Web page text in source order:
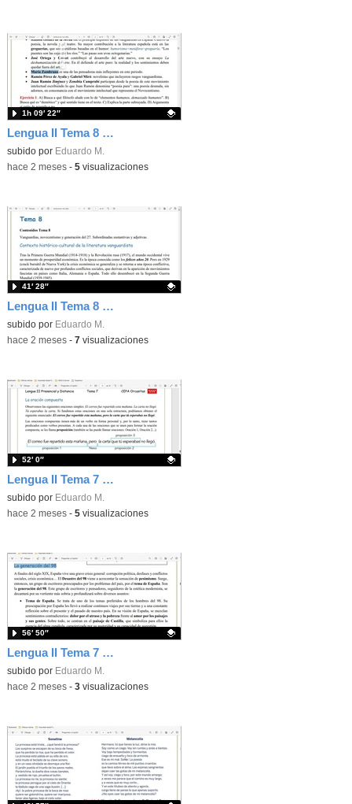
Lengua II Tema 8 Clase 78 20260520 - Generación del 27
Contenido educativo.
subido por Eduardo M.
1h 09′ 22″
-hace 2 meses- 5visualizaciones
Lengua II Tema 8 Clase 77 20260520 - Vanguardias y generación del 14
Contenido educativo.
subido por Eduardo M.
41′ 28″
-hace 2 meses- 7 visualizaciones
Lengua II Tema 7 Clase 76 20260520 - Oraciones compuestas: tipos
Contenido educativo.
subido por Eduardo M.
52′ 0″
-hace 2 meses- 5visualizaciones
Lengua II Tema 7 Clase 75 20260519 - Generación del 98 (I)
Contenido educativo.
subido por Eduardo M.
56′ 50″
-hace 2 meses- 3visualizaciones